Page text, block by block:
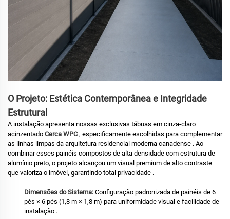
O Projeto: Estética Contemporânea e Integridade
Estrutural
A instalação apresenta nossas exclusivas tábuas em cinza-claro
acinzentado Cerca WPC , especificamente escolhidas para complementar
as linhas limpas da arquitetura residencial moderna canadense . Ao
combinar esses painéis compostos de alta densidade com estrutura de
alumínio preto, o projeto alcançou um visual premium de alto contraste
que valoriza o imóvel, garantindo total privacidade .
Dimensões do Sistema: Configuração padronizada de painéis de 6
pés × 6 pés (1,8 m × 1,8 m) para uniformidade visual e facilidade de
instalação .